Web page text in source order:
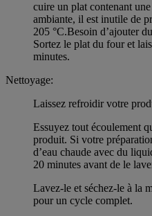
cuire un plat contenant
ambiante, il est inutile de
205 °C.Besoin d’ajouter
Sortez le plat du four et
minutes.
Nettoyage:
Laissez refroidir votre
Essuyez tout écoulement
produit. Si votre
d’eau chaude avec du
20 minutes avant de le
Lavez-le et séchez-le à la
pour un cycle complet.